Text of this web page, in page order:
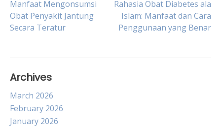
Post
navigation
Manfaat Mengonsumsi
Obat Penyakit Jantung
Secara Teratur
Rahasia Obat Diabetes ala
Islam: Manfaat dan Cara
Penggunaan yang Benar
Archives
March 2026
February 2026
January 2026